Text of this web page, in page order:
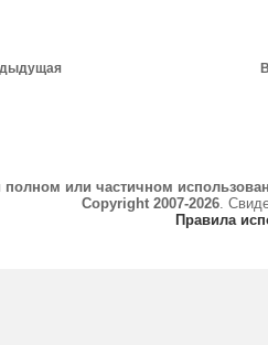
полном или частичном
Copyright 2007-2026.
Правила